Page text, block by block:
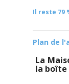
Il reste 79
Plan de
La
la boîte